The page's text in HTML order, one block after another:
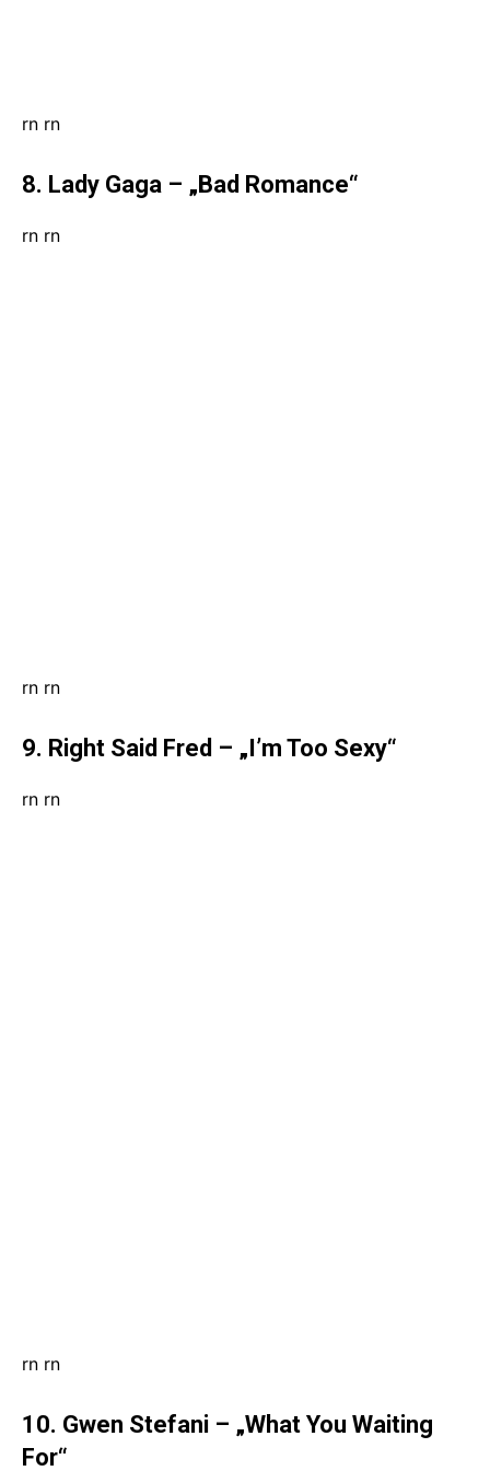
rn rn
8. Lady Gaga – „Bad Romance“
rn rn
rn rn
9. Right Said Fred – „I’m Too Sexy“
rn rn
rn rn
10. Gwen Stefani – „What You Waiting
For“